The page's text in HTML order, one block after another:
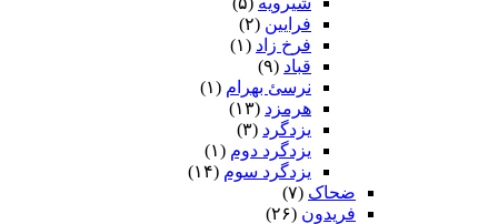
فرایین (۲)
فرخ زاد (۱)
قباد (۹)
نرسئ بهرام‏ (۱)
هرمزد (۱۳)
یزدگرد (۳)
یزدگرد دوم (۱)
یزدگرد سوم (۱۴)
ضحاک (۷)
فریدون (۲۶)